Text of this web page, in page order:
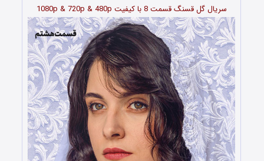
سریال گل قسنگ قسمت 8 با کیفیت 1080p & 720p & 480p